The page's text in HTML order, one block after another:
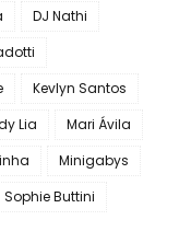
DJ Nathi
Kevlyn Santos
Lia
Mari Ávila
Minigabys
Sophie Buttini